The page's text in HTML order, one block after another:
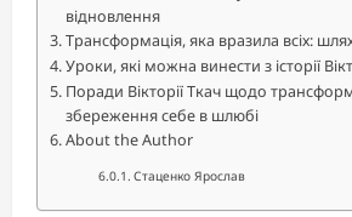
відновлення
Трансформація, яка вразила всіх:
Уроки, які можна винести з історії
Поради Вікторії Ткач щодо
збереження себе в шлюбі
About the Author
Стаценко Ярослав